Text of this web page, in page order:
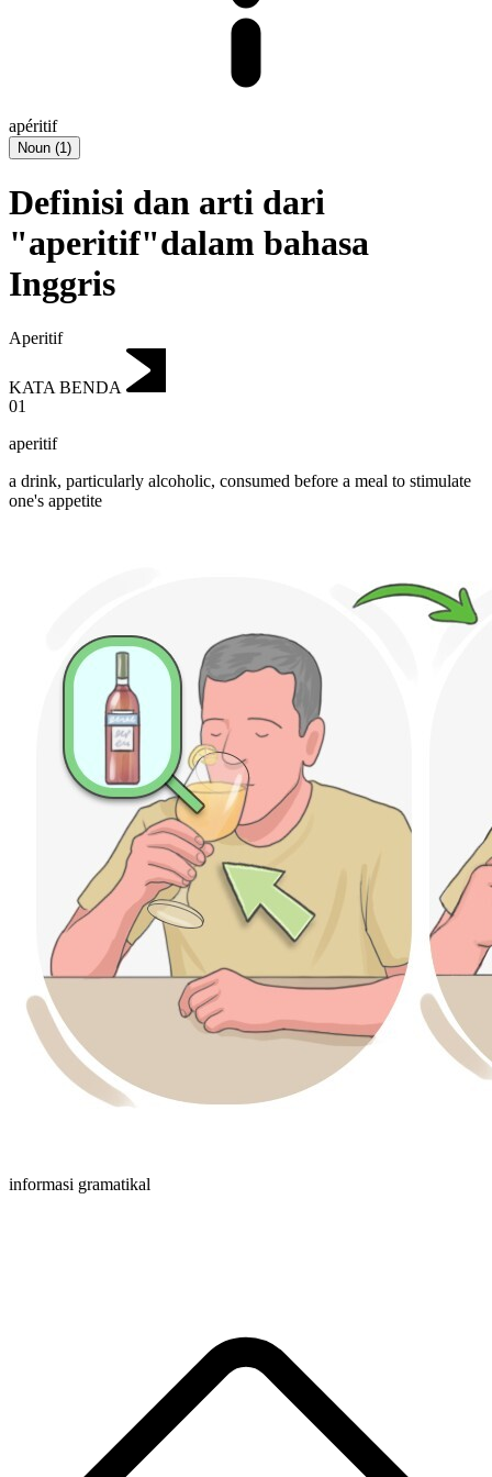
apéritif
Noun (1)
Definisi dan arti dari
"aperitif"dalam bahasa
Inggris
Aperitif
KATA BENDA
01
aperitif
a drink, particularly alcoholic, consumed before a meal to stimulate
one's appetite
informasi gramatikal